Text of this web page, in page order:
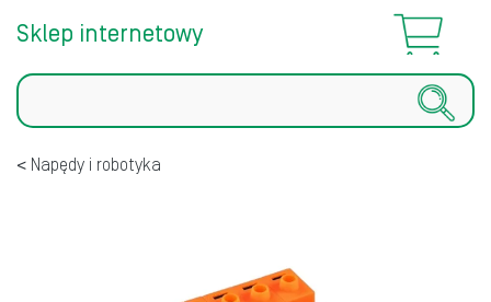
Sklep internetowy
Szukaj
Napędy i robotyka